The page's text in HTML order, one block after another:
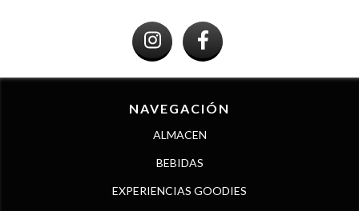
NAVEGACIÓN
ALMACEN
BEBIDAS
EXPERIENCIAS GOODIES